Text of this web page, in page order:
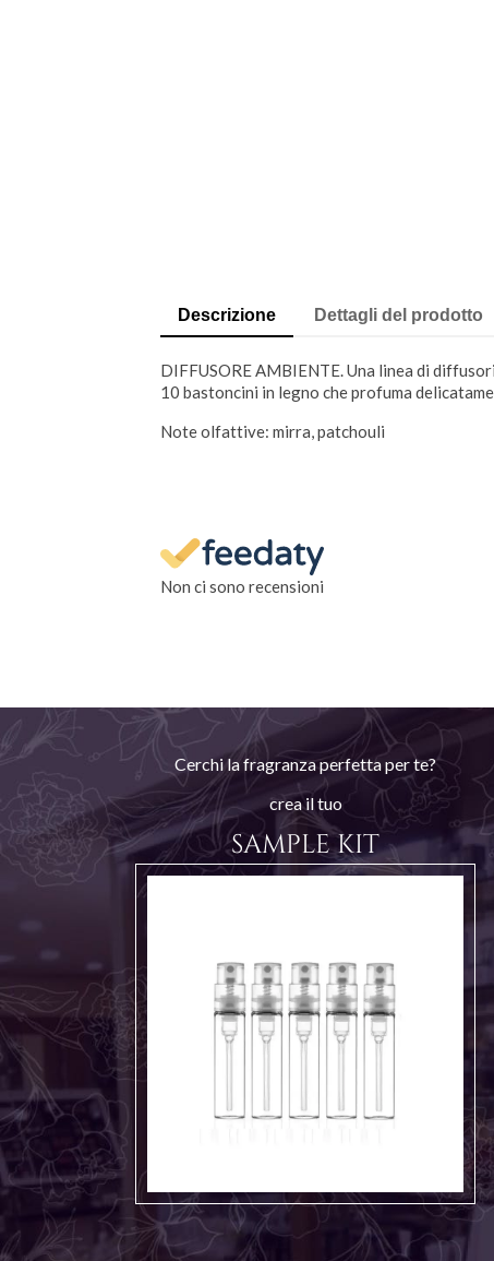
Descrizione Dettagli del prodotto
DIFFUSORE AMBIENTE. Una linea di
10 bastoncini in legno che profuma
Note olfattive: mirra, patchouli
Non ci sono recensioni
Cerchi la fragranza perfetta per te?
crea il tuo
SAMPLE KIT